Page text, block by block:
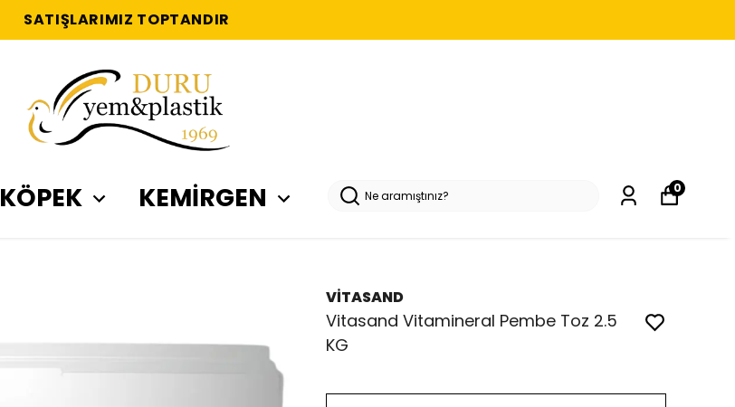
SATIŞLARIMIZ TOPTANDIR
KÖPEK KEMİRGEN 0
VİTASAND
Vitasand Vitamineral Pembe Toz 2.5
KG